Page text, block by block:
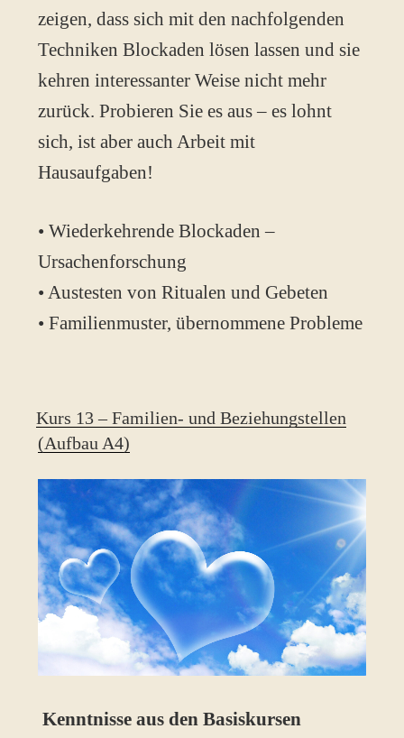
zeigen, dass sich mit den nachfolgenden
Techniken Blockaden lösen lassen und sie
kehren interessanter Weise nicht mehr
zurück. Probieren Sie es aus – es lohnt
sich, ist aber auch Arbeit mit
Hausaufgaben!
• Wiederkehrende Blockaden –
Ursachenforschung
• Austesten von Ritualen und Gebeten
• Familienmuster, übernommene Probleme
Kurs 13 – Familien- und Beziehungstellen
(Aufbau A4)
Kenntnisse aus den Basiskursen